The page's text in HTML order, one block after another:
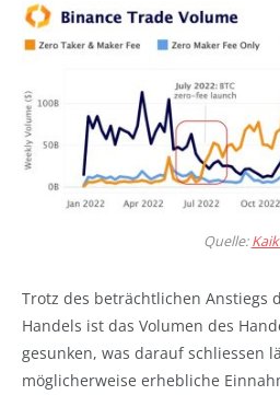
Quelle:
Trotz des beträchtlichen Anstiegs
Handels ist das Volumen des
gesunken, was darauf schliessen
möglicherweise erhebliche